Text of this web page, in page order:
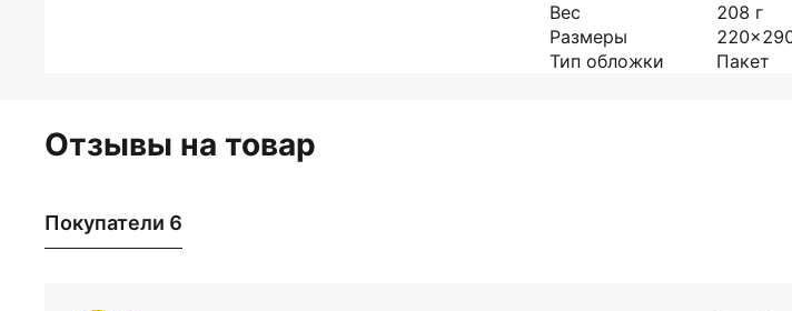
Вес
208 г
Размеры
Тип обложки
Пакет
Отзывы на товар
Покупатели 6